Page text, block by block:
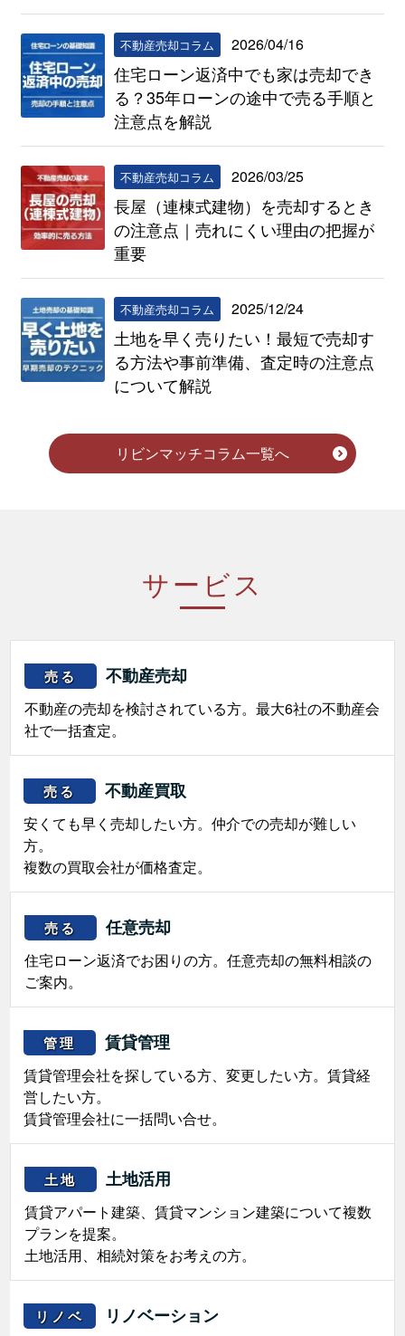
不動産売却コラム 2026/04/16
住宅ローン返済中でも家は売却でき
る？35年ローンの途中で売る手順と
注意点を解説
不動産売却コラム 2026/03/25
長屋（連棟式建物）を売却するとき
の注意点｜売れにくい理由の把握が
重要
不動産売却コラム 2025/12/24
土地を早く売りたい！最短で売却す
る方法や事前準備、査定時の注意点
について解説
リビンマッチコラム一覧へ
サービス
売る 不動産売却
不動産の売却を検討されている方。最大6社の不動産会
社で一括査定。
売る 不動産買取
安くても早く売却したい方。仲介での売却が難しい
方。
複数の買取会社が価格査定。
売る 任意売却
住宅ローン返済でお困りの方。任意売却の無料相談の
ご案内。
管理 賃貸管理
賃貸管理会社を探している方、変更したい方。賃貸経
営したい方。
賃貸管理会社に一括問い合せ。
土地 土地活用
賃貸アパート建築、賃貸マンション建築について複数
プランを提案。
土地活用、相続対策をお考えの方。
リノベ リノベーション